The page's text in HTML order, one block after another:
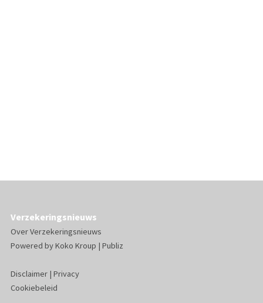
Verzekeringsnieuws
Over Verzekeringsnieuws
Powered byKoko Kroup | Publiz
Disclaimer| Privacy
Cookiebeleid